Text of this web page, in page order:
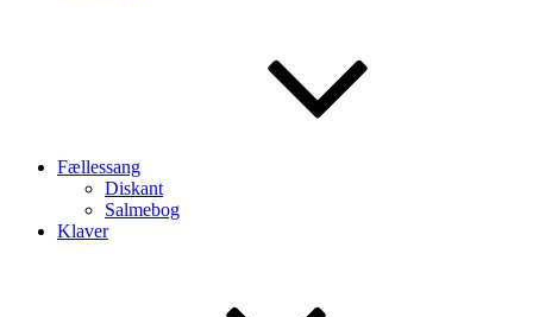
Fællessang
Diskant
Salmebog
Klaver